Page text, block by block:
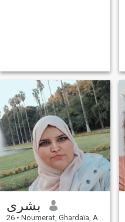
بشرى
26 • Noumerat, Ghardaïa, Algerien